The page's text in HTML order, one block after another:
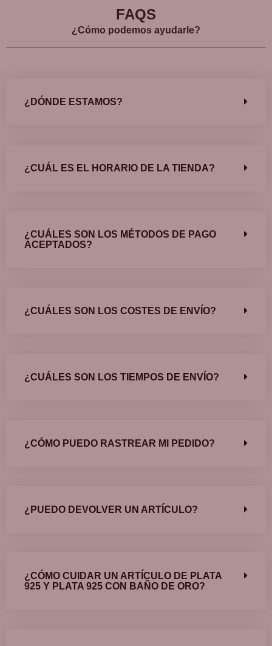
FAQS
¿Cómo podemos ayudarle?
¿DÓNDE ESTAMOS?
¿CUÁL ES EL HORARIO DE LA TIENDA?
¿CUÁLES SON LOS MÉTODOS DE PAGO
ACEPTADOS?
¿CUÁLES SON LOS COSTES DE ENVÍO?
¿CUÁLES SON LOS TIEMPOS DE ENVÍO?
¿CÓMO PUEDO RASTREAR MI PEDIDO?
¿PUEDO DEVOLVER UN ARTÍCULO?
¿CÓMO CUIDAR UN ARTÍCULO DE PLATA
925 Y PLATA 925 CON BAÑO DE ORO?